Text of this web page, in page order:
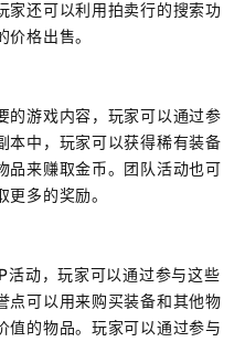
家还可以利用拍卖行的搜索功
格出售。
的游戏内容，玩家可以通过参
本中，玩家可以获得稀有装备
品来赚取金币。团队活动也可
多的奖励。
活动，玩家可以通过参与这些
点可以用来购买装备和其他物
值的物品。玩家可以通过参与